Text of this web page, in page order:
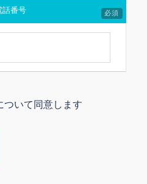
話番号 必須
いて同意します